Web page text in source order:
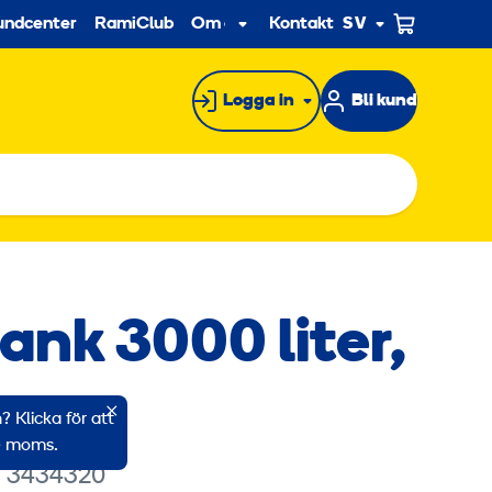
RamiClub Om ossUndermeny
Kontakt SV
Logga in Bli kund
3000 liter,
3434320
Klicka för att
moms.